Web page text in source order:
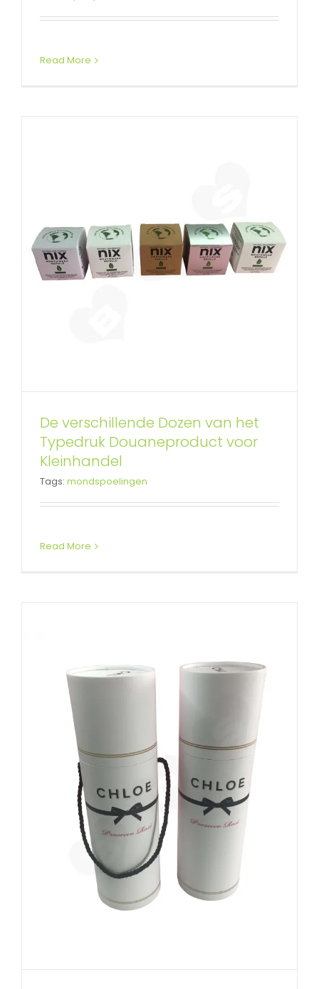
Read More
Kleinhandel
De verschillende Dozen van het
Typedruk Douaneproduct voor
Kleinhandel
Tags: mondspoelingen
Read More
pakket met touw handvat
Aangepaste afgedrukte kartonnen buizen